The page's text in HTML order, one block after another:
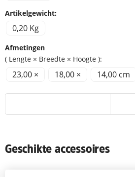
Artikelgewicht:
0,20 Kg
Afmetingen
( Lengte × Breedte × Hoogte ):
23,00 × 18,00 × 14,00 cm
Geschikte accessoires